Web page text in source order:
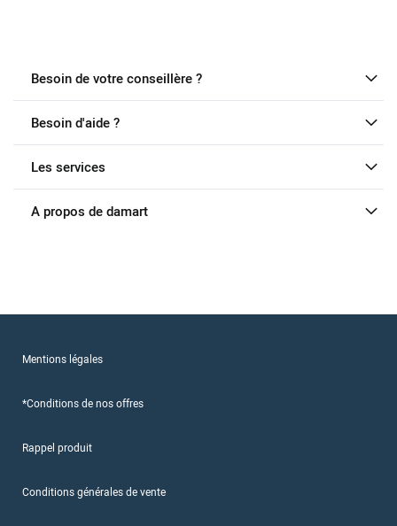
Besoin de votre conseillère ?
Besoin d'aide ?
Les services
A propos de damart
Mentions légales
*Conditions de nos offres
Rappel produit
Conditions générales de vente